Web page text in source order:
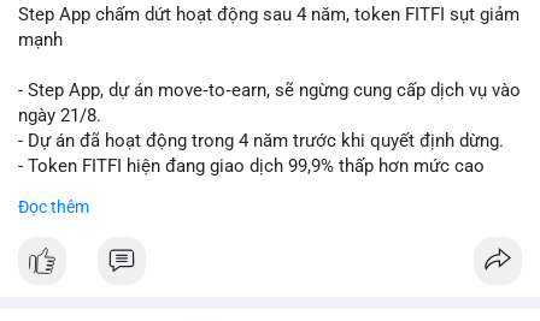
Step App chấm dứt hoạt động sau 4 năm, token FITFI sụt giảm
mạnh
- Step App, dự án move‑to‑earn, sẽ ngừng cung cấp dịch vụ vào
ngày 21/8.
- Dự án đã hoạt động trong 4 năm trước khi quyết định dừng.
- Token FITFI hiện đang giao dịch 99,9% thấp hơn mức cao
Đọc thêm